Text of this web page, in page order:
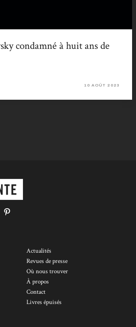
condamné à huit ans de
10 AOÛT 2023
Actualités
Revues de presse
Où nous trouver
À propos
Contact
Livres épuisés